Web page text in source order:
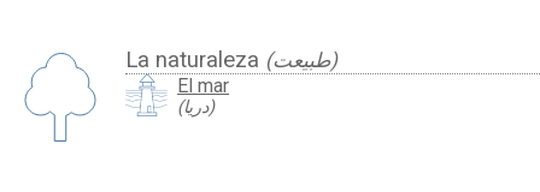
La naturaleza (طبیعت)
El mar
(دریا)